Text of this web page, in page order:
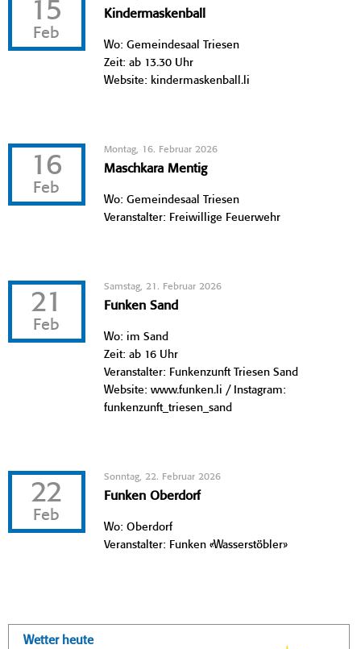
15
Feb
Kindermaskenball
Wo: Gemeindesaal Triesen
Zeit: ab 13.30 Uhr
Website: kindermaskenball.li
16
Feb
Montag, 16. Februar 2026
Maschkara Mentig
Wo: Gemeindesaal Triesen
Veranstalter: Freiwillige Feuerwehr
21
Feb
Samstag, 21. Februar 2026
Funken Sand
Wo: im Sand
Zeit: ab 16 Uhr
Veranstalter: Funkenzunft Triesen Sand
Website: www.funken.li / Instagram:
funkenzunft_triesen_sand
22
Feb
Sonntag, 22. Februar 2026
Funken Oberdorf
Wo: Oberdorf
Veranstalter: Funken «Wasserstöbler»
Wetter heute